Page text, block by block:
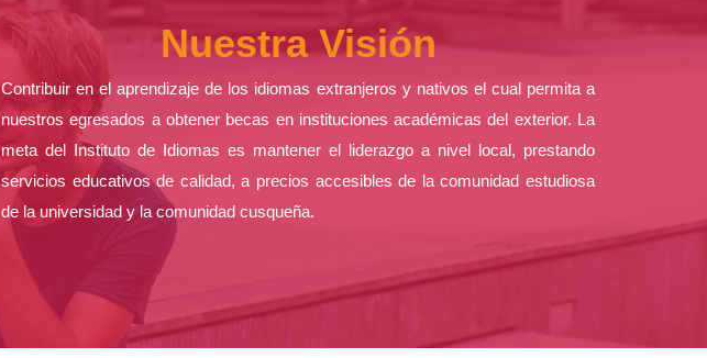
Nuestra Visión
Contribuir en el aprendizaje de los idiomas extranjeros y nativos el cual permita a
nuestros egresados a obtener becas en instituciones académicas del exterior. La
meta del Instituto de Idiomas es mantener el liderazgo a nivel local, prestando
servicios educativos de calidad, a precios accesibles de la comunidad estudiosa
de la universidad y la comunidad cusqueña.